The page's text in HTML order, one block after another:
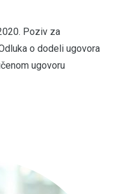
Poziv za
o dodeli ugovora
ugovoru